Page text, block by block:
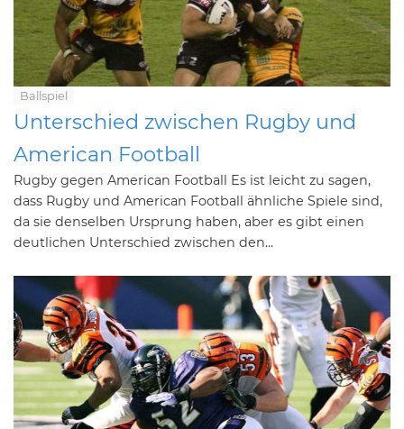
Ballspiel
Unterschied zwischen Rugby und
American Football
Rugby gegen American Football Es ist leicht zu sagen,
dass Rugby und American Football ähnliche Spiele sind,
da sie denselben Ursprung haben, aber es gibt einen
deutlichen Unterschied zwischen den...